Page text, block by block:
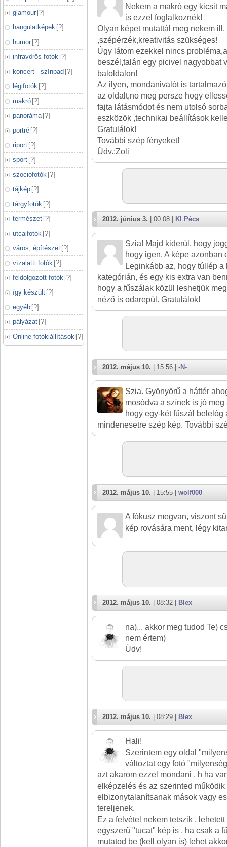
glamour [?]
hangulatképek [?]
humor [?]
infravörös fotók [?]
koncert - színpad [?]
légifotók [?]
makró [?]
panoráma [?]
portré [?]
riport [?]
sport [?]
szociofotók [?]
tájkép [?]
tárgyfotók [?]
természet [?]
utcaifotók [?]
város, építészet [?]
vízalatti fotók [?]
feldolgozott fotók [?]
így készült [?]
egyéb [?]
pályázat [?]
Online fotókiállítások [?]
Nekem a makró egy kicsit
is ezzel foglalkoznék!
Olyan képet mutattál meg nekem
,szépérzék,kreativitás szükséges!
Úgy látom ezekkel nincs
beszél,talán egy picivel nagyobbat
baloldalon!
Az ilyen, mondanivalót is
az oldalt,no meg persze hogy
fajta látásmódot és nem utolsó
eszközök ,technikai beállítások
Gratulálok!
További szép fényeket!
Üdv.:Zoli
2012. június 3. | 00:08 | KI Pécs
Szia! Majd kiderül, hogy
hogy igen. A képe azonban
Leginkább az, hogy túllép a
kategórián, és egy kis extra van
hogy a fűszálak közül leshetjük
néző is odarepül. Gratulálok!
2012. május 10. | 15:56 | -N-
Szia. Gyönyörű a háttér
mosódva a színek is jó
hogy egy-két fűszál belelóg
mindenesetre szép kép. További
2012. május 10. | 15:55 | wolf000
A fókusz megvan, viszont
kép rovására ment, légy
2012. május 10. | 08:32 | Blex
na)... akkor meg tudod Te)
nem értem)
Üdv!
2012. május 10. | 08:29 | Blex
Hali!
Szerintem egy oldal
változtat egy fotó
azt akarom ezzel mondani , h ha
elképzelés és az szerinted működik
elbizonytalanítsanak mások vagy
tereljenek.
Ez a felvétel nekem tetszik ,
egyszerű "tucat" kép is , ha csak a
mutatod be (kell olyan is) lehet